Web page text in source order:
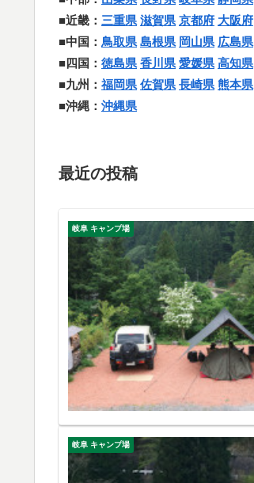
■近畿： 三重県 滋賀県 京都府 大阪府
■中国： 鳥取県 島根県 岡山県 広島県
■四国： 徳島県 香川県 愛媛県 高知県
■九州： 福岡県 佐賀県 長崎県 熊本県
■沖縄： 沖縄県
最近の投稿
岐阜 キャンプ場
岐阜 キャンプ場